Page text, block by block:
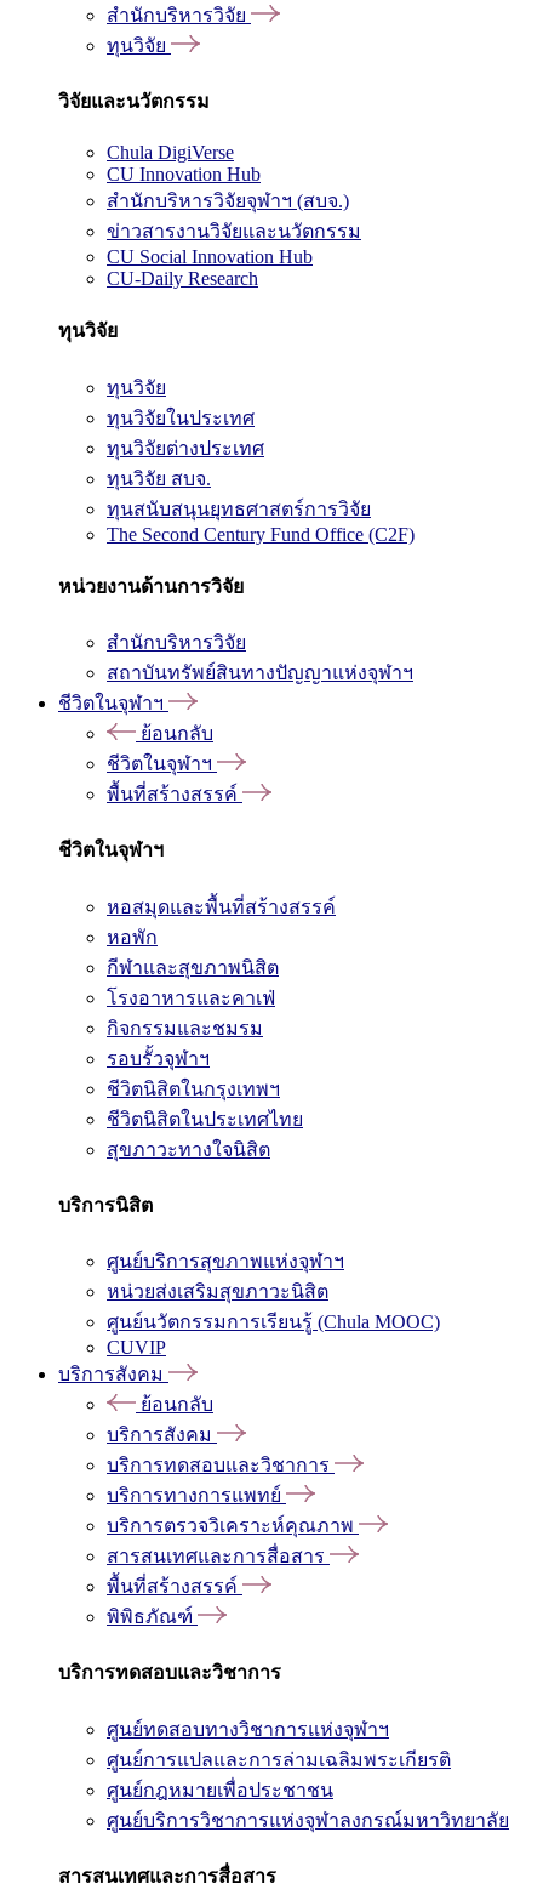
สำนักบริหารวิจัย
ทุนวิจัย
วิจัยและนวัตกรรม
Chula DigiVerse
CU Innovation Hub
สำนักบริหารวิจัยจุฬาฯ (สบจ.)
ข่าวสารงานวิจัยและนวัตกรรม
CU Social Innovation Hub
CU-Daily Research
ทุนวิจัย
ทุนวิจัย
ทุนวิจัยในประเทศ
ทุนวิจัยต่างประเทศ
ทุนวิจัย สบจ.
ทุนสนับสนุนยุทธศาสตร์การวิจัย
The Second Century Fund Office (C2F)
หน่วยงานด้านการวิจัย
สำนักบริหารวิจัย
สถาบันทรัพย์สินทางปัญญาแห่งจุฬาฯ
ชีวิตในจุฬาฯ
ย้อนกลับ
ชีวิตในจุฬาฯ
พื้นที่สร้างสรรค์
ชีวิตในจุฬาฯ
หอสมุดและพื้นที่สร้างสรรค์
หอพัก
กีฬาและสุขภาพนิสิต
โรงอาหารและคาเฟ่
กิจกรรมและชมรม
รอบรั้วจุฬาฯ
ชีวิตนิสิตในกรุงเทพฯ
ชีวิตนิสิตในประเทศไทย
สุขภาวะทางใจนิสิต
บริการนิสิต
ศูนย์บริการสุขภาพแห่งจุฬาฯ
หน่วยส่งเสริมสุขภาวะนิสิต
ศูนย์นวัตกรรมการเรียนรู้ (Chula MOOC)
CUVIP
บริการสังคม
ย้อนกลับ
บริการสังคม
บริการทดสอบและวิชาการ
บริการทางการแพทย์
บริการตรวจวิเคราะห์คุณภาพ
สารสนเทศและการสื่อสาร
พื้นที่สร้างสรรค์
พิพิธภัณฑ์
บริการทดสอบและวิชาการ
ศูนย์ทดสอบทางวิชาการแห่งจุฬาฯ
ศูนย์การแปลและการล่ามเฉลิมพระเกียรติ
ศูนย์กฎหมายเพื่อประชาชน
ศูนย์บริการวิชาการแห่งจุฬาลงกรณ์มหาวิทยาลัย
สารสนเทศและการสื่อสาร